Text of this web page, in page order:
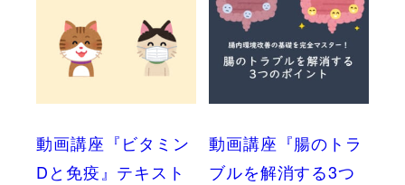
動画講座『ビタミン
Dと免疫』テキスト
動画講座『腸のトラ
ブルを解消する3つ